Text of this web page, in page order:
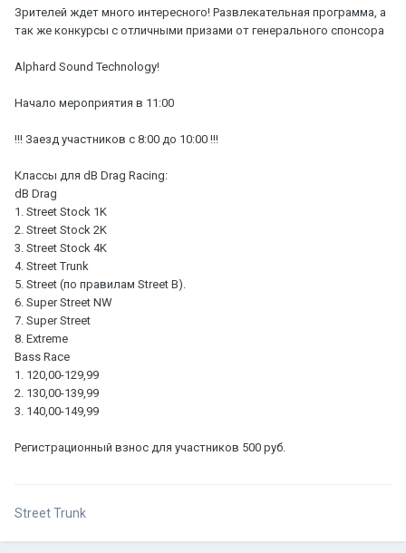
Зрителей ждет много интересного! Развлекательная программа, а
так же конкурсы с отличными призами от генерального спонсора
Alphard Sound Technology!
Начало мероприятия в 11:00
!!! Заезд участников с 8:00 до 10:00 !!!
Классы для dB Drag Racing:
dB Drag
1. Street Stock 1K
2. Street Stock 2K
3. Street Stock 4K
4. Street Trunk
5. Street (по правилам Street B).
6. Super Street NW
7. Super Street
8. Extreme
Bass Race
1. 120,00-129,99
2. 130,00-139,99
3. 140,00-149,99
Регистрационный взнос для участников 500 руб.
Street Trunk